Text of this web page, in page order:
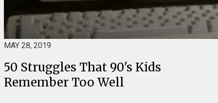
MAY 28, 2019
50 Struggles That 90's Kids
Remember Too Well